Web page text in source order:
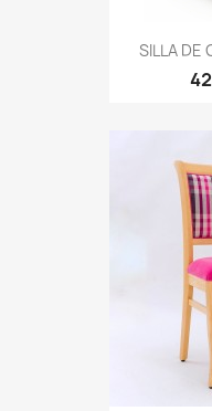
SILLA DE